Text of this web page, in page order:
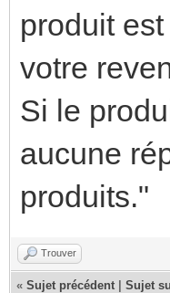
produit
votre
Si le
aucune
produits."
Trouver
« Sujet précédent Sujet